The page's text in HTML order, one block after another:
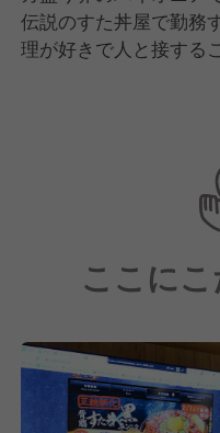
伝説のすた丼屋で勤務
理が好きで人と接する
調理・接客・経営・
ここに